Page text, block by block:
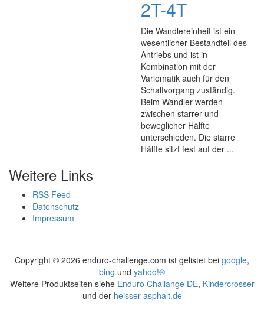
2T-4T
Die Wandlereinheit ist ein
wesentlicher Bestandteil des
Antriebs und ist in
Kombination mit der
Variomatik auch für den
Schaltvorgang zuständig.
Beim Wandler werden
zwischen starrer und
beweglicher Hälfte
unterschieden. Die starre
Hälfte sitzt fest auf der ...
Weitere Links
RSS Feed
Datenschutz
Impressum
Copyright © 2026 enduro-challenge.com ist gelistet bei google,
bing und yahoo!®
Weitere Produktseiten siehe Enduro Challange DE, Kindercrosser
und der heisser-asphalt.de